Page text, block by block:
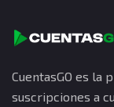
CuentasGO es
suscripciones a